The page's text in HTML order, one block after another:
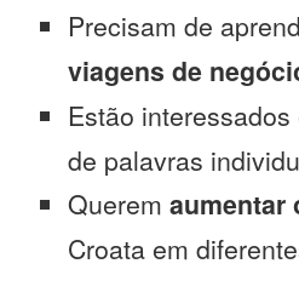
Precisam de
viagens de
Estão
de palavras
Querem aumentar
Croata em